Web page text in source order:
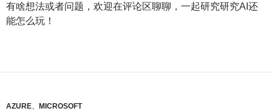
有啥想法或者问题，欢迎在评论区聊聊，一起研究研究AI还
能怎么玩！
AZURE、 MICROSOFT